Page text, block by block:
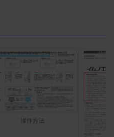
操作方法